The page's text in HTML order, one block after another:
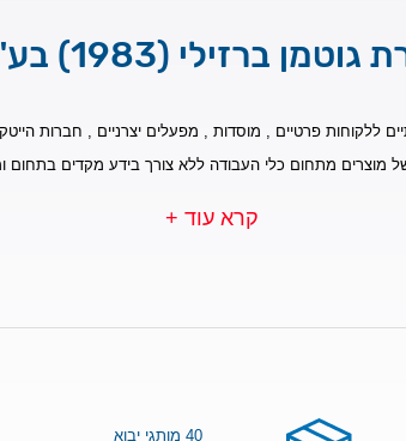
ברזילי (1983) בע"מ
ללקוחות פרטיים , מוסדות , מפעלים יצרניים , חברות
מוצרים מתחום כלי העבודה ללא צורך בידע מקדים בתחום
קרא עוד +
40 מותגי יבוא